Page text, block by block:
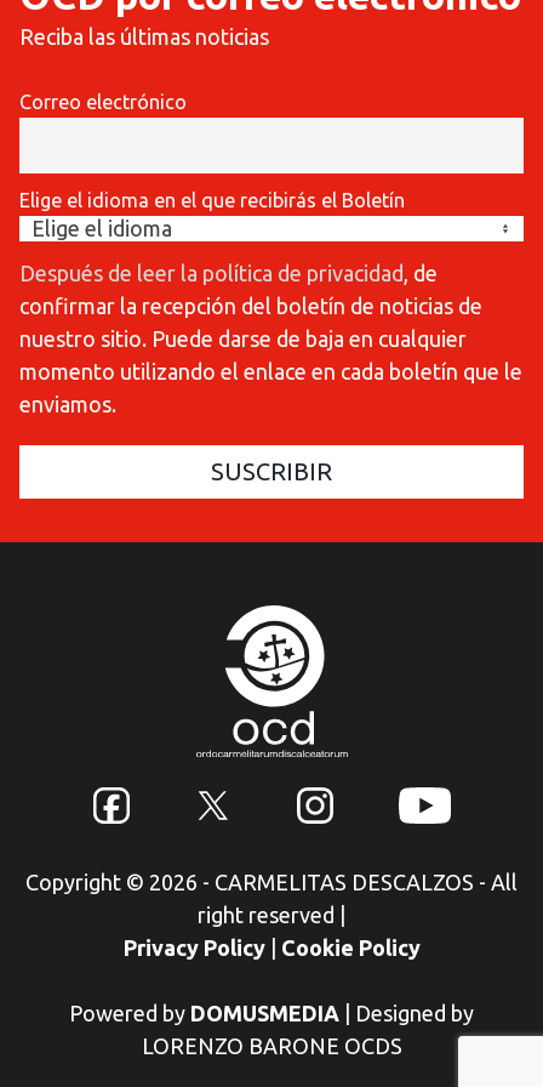
Reciba las últimas noticias
Correo electrónico
Elige el idioma en el que recibirás el Boletín
Después de leer la política de privacidad , de
confirmar la recepción del boletín de noticias de
nuestro sitio. Puede darse de baja en cualquier
momento utilizando el enlace en cada boletín que le
enviamos.
Copyright © 2026 - CARMELITAS DESCALZOS - All
right reserved
Privacy Policy
Cookie Policy
Powered by DOMUSMEDIA
Designed by
LORENZO BARONE OCDS